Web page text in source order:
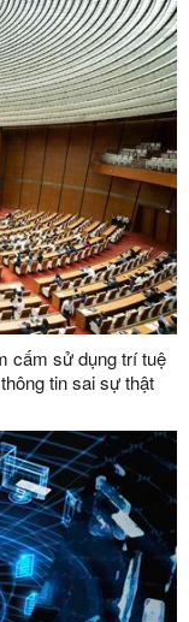
cấm sử dụng trí tuệ
tin sai sự thật